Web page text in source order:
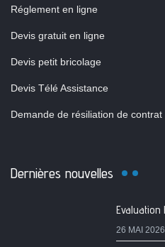
Réglement en ligne
Devis gratuit en ligne
Devis petit bricolage
Devis Télé Assistance
Demande de résiliation de contrat
Dernières nouvelles
26 MAI 2026